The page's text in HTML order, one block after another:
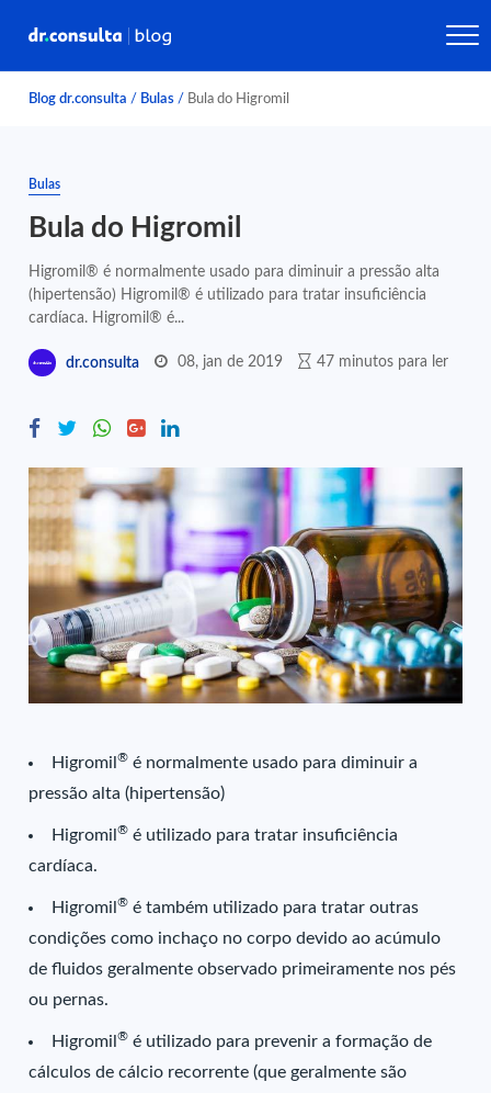
Blog dr.consulta / Bulas / Bula do Higromil
Bulas
Bula do Higromil
Higromil® é normalmente usado para diminuir a pressão alta
(hipertensão) Higromil® é utilizado para tratar insuficiência
cardíaca. Higromil® é...
dr.consulta 08, jan de 2019 47 minutos para ler
Higromil® é normalmente usado para diminuir a
pressão alta (hipertensão)
Higromil® é utilizado para tratar insuficiência
cardíaca.
Higromil® é também utilizado para tratar outras
condições como inchaço no corpo devido ao acúmulo
de fluidos geralmente observado primeiramente nos pés
ou pernas.
Higromil® é utilizado para prevenir a formação de
cálculos de cálcio recorrente (que geralmente são